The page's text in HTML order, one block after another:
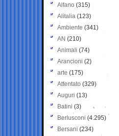
Alfano (315)
Alitalia (123)
Ambiente (341)
AN (210)
Animali (74)
Arancioni (2)
arte (175)
Attentato (329)
Auguri (13)
Batini (3)
Berlusconi (4.295)
Bersani (234)